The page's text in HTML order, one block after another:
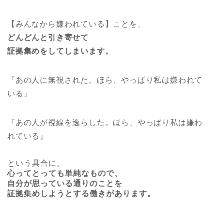
【みんなから嫌われている】ことを、
どんどんと引き寄せて
証拠集めをしてしまいます。
『あの人に無視された。ほら、やっぱり私は嫌われて
いる』
『あの人が視線を逸らした。ほら、やっぱり私は嫌わ
れている』
という具合に。
心ってとっても単純なもので、
自分が思っている通りのことを
証拠集めしようとする働きがあります。